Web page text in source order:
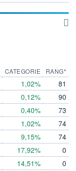
CATEGORIE
1,02%
0,12%
0,40%
1,02%
9,15%
17,92%
14,51%
RANG*
81
90
73
74
74
0
0